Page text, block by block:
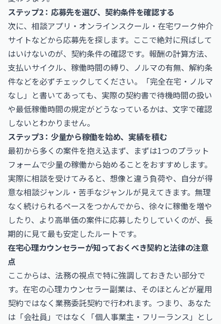
ステップ2：応募先を選び、契約条件を確認する
次に、相談アプリ・オンラインスクール・在宅ワーク仲介
サイトなどから応募先を探します。ここで絶対に飛ばして
はいけないのが、契約条件の確認です。報酬の計算方法、
支払いサイクル、稼働時間の縛り、ノルマの有無、解約条
件などを必ずチェックしてください。「完全在宅・ノルマ
なし」と書いてあっても、実際の契約書で待機時間の扱い
や最低稼働時間の規定がどうなっているかは、文字で確認
しないとわかりません。
ステップ3：少量から稼働を始め、実績を積む
最初から多くの案件を抱え込まず、まずは1つのプラット
フォームで少量の稼働から始めることをおすすめします。
実際に相談を受けてみると、想像と違う負荷や、自分が得
意な相談ジャンル・苦手なジャンルが見えてきます。無理
なく続けられるペースをつかんでから、徐々に稼働を増や
したり、より高単価の案件に応募したりしていくのが、長
期的に見て最も安定したルートです。
在宅心理カウンセラーが知っておくべき契約と法律の注意
点
ここからは、法務の視点で特に強調しておきたい部分で
す。在宅の心理カウンセラー副業は、そのほとんどが雇用
契約ではなく業務委託契約で行われます。つまり、あなた
は「会社員」ではなく「個人事業主・フリーランス」とし